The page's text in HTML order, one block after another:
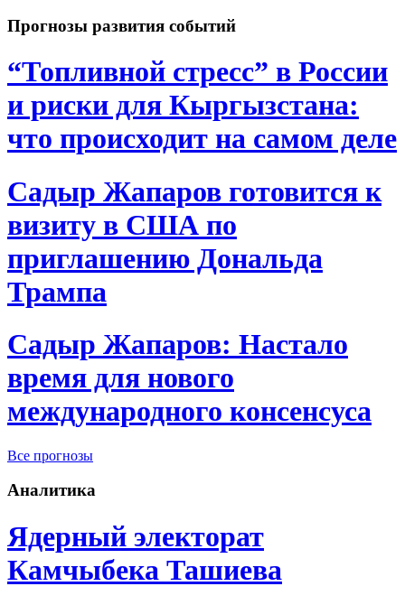
Прогнозы развития событий
“Топливной стресс” в России
и риски для Кыргызстана:
что происходит на самом деле
Садыр Жапаров готовится к
визиту в США по
приглашению Дональда
Трампа
Садыр Жапаров: Настало
время для нового
международного консенсуса
Все прогнозы
Аналитика
Ядерный электорат
Камчыбека Ташиева